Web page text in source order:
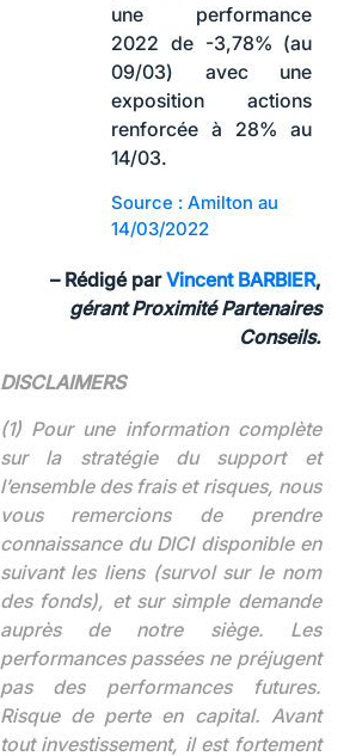
une performance
2022 de -3,78% (au
09/03) avec une
exposition actions
renforcée à 28% au
14/03.
Source : Amilton au
14/03/2022
–Rédigé parVincent BARBIER,
gérant Proximité Partenaires
Conseils.
DISCLAIMERS
(1) Pour une information complète
sur la stratégie du support et
l’ensemble des frais et risques, nous
vous remercions de prendre
connaissance du DICI disponible en
suivant les liens (survol sur le nom
des fonds), et sur simple demande
auprès de notre siège. Les
performances passées ne préjugent
pas des performances futures.
Risque de perte en capital. Avant
tout investissement, il est fortement